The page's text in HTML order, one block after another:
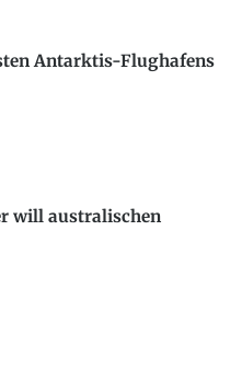
Antarktis-Flughafens
will australischen